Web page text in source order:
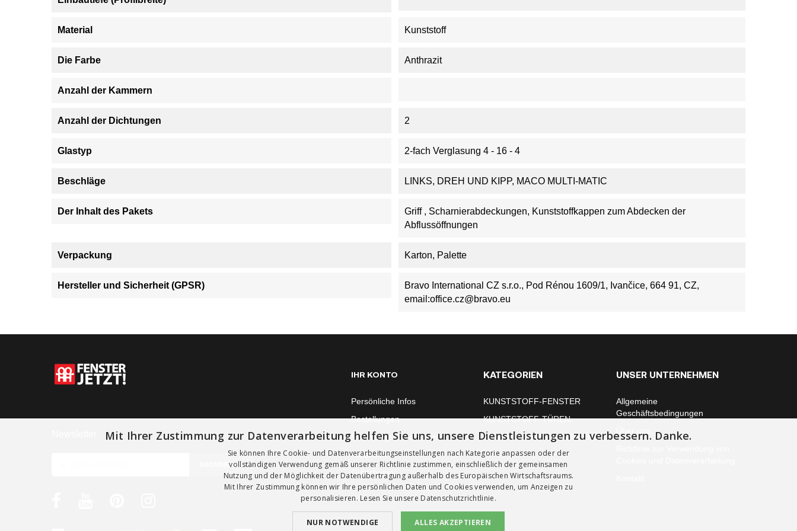
Material Kunststoff
Die Farbe Anthrazit
Anzahl der Kammern
Anzahl der Dichtungen 2
Glastyp 2-fach Verglasung 4 - 16 - 4
Beschläge LINKS, DREH UND KIPP, MACO MULTI-MATIC
Der Inhalt des Pakets
Griff , Scharnierabdeckungen, Kunststoffkappen zum Abdecken der
Abflussöffnungen
Verpackung Karton, Palette
Hersteller und Sicherheit (GPSR)
Bravo International CZ s.r.o., Pod Rénou 1609/1, Ivančice, 664 91, CZ,
email:office.cz@bravo.eu
IHR KONTO
Persönliche Infos
Bestellungen
Rechnungskorrekturen
Adressen
Gutscheine
KATEGORIEN
KUNSTSTOFF-FENSTER
KUNSTSTOFF-TÜREN
FENSTERMONTAGE ZUBEHÖR
UNSER UNTERNEHMEN
Allgemeine
Geschäftsbedingungen
Mit Ihrer Zustimmung zur Datenverarbeitung helfen Sie uns, unsere Dienstleistungen zu verbessern. Danke.
Sie können Ihre Cookie- und Datenverarbeitungseinstellungen nach Kategorie anpassen oder der
vollständigen Verwendung gemäß unserer Richtlinie zustimmen, einschließlich der gemeinsamen
Nutzung und der Möglichkeit der Datenübertragung außerhalb des Europäischen Wirtschaftsraums.
Mit Ihrer Zustimmung können wir Ihre persönlichen Daten und Cookies verwenden, um Anzeigen zu
personalisieren. Lesen Sie unsere Datenschutzrichtlinie.
ALLES AKZEPTIEREN
NUR NOTWENDIGE